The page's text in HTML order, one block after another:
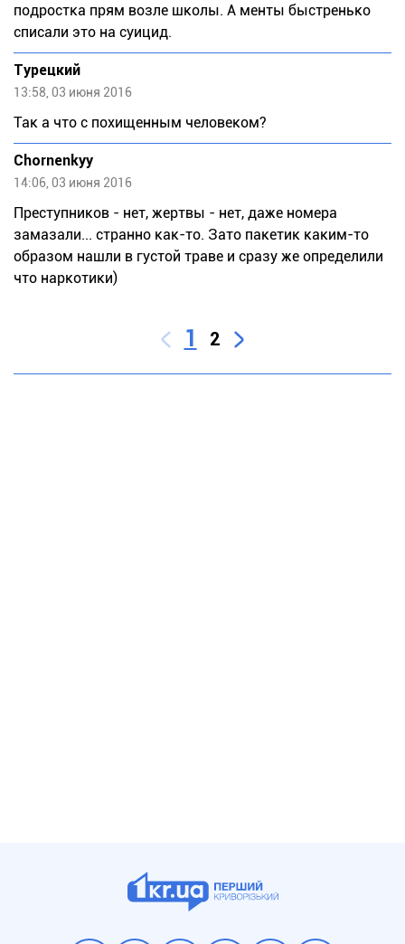
подростка прям возле школы. А менты быстренько
списали это на суицид.
Турецкий
13:58, 03 июня 2016
Так а что с похищенным человеком?
Chornenkyy
14:06, 03 июня 2016
Преступников - нет, жертвы - нет, даже номера
замазали... странно как-то. Зато пакетик каким-то
образом нашли в густой траве и сразу же определили
что наркотики)
1 2